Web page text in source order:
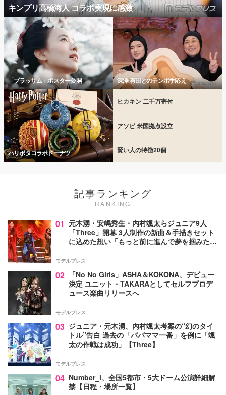
キンプリ高橋海人 コラボ実現に感激
「ブラッサム」ポスター公開 深澤 有田とのテンポ手応え
ハリポタコラボドーナツ
ヒカキン 二千万寄付
アソビ 米国拠点設立
賢い人の特徴20個
記事ランキング
RANKING
01 元木湧・安嶋秀生・内村颯太らジュニア9人
「Three」開幕 3人制作の新曲＆手描きセット
に込めた想い「もっと前に進んで夢を掴みた
モデルプレス
02
「No No Girls」ASHA＆KOKONA、デビュー
決定 ユニット・TAKARAとしてセルフプロデ
ュース楽曲リリースへ
モデルプレス
03 ジュニア・元木湧、内村颯太考案の“幻のタイ
トル”告白 過去の「パパママ一番」を例に「颯
太の作戦は成功」【Three】
モデルプレス
04 Number_i、全国5都市・5大ドーム公演詳細解
禁【日程・場所一覧】